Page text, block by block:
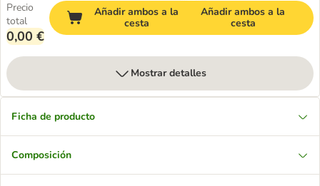
Precio
total
0,00 €
Añadir ambos a la
cesta
Añadir ambos a la
cesta
Mostrar detalles
Ficha de producto
Composición